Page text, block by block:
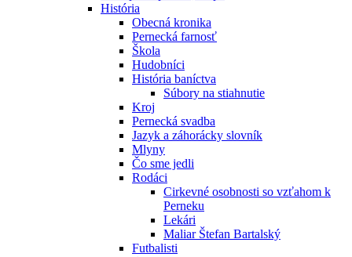
História
Obecná kronika
Pernecká farnosť
Škola
Hudobníci
História baníctva
Súbory na stiahnutie
Kroj
Pernecká svadba
Jazyk a záhorácky slovník
Mlyny
Čo sme jedli
Rodáci
Cirkevné osobnosti so vzťahom k
Perneku
Lekári
Maliar Štefan Bartalský
Futbalisti